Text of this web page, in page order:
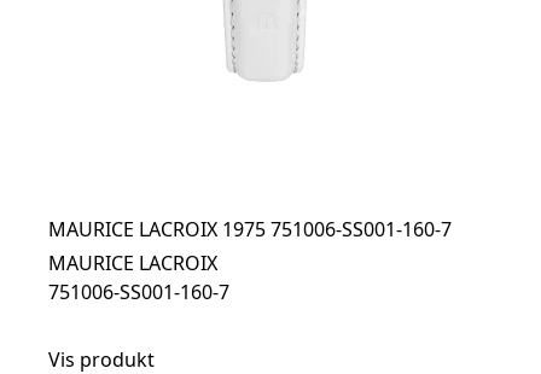
MAURICE LACROIX 1975 751006-SS001-160-7
MAURICE LACROIX
751006-SS001-160-7
Vis produkt